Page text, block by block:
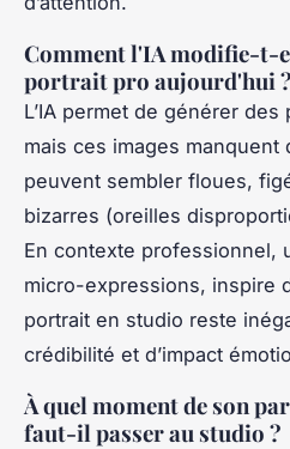
Comment l'IA modifie-t-
portrait pro aujourd'hui ?
L’IA permet de générer
mais ces images manquent
peuvent sembler floues,
bizarres (oreilles
En contexte professionnel,
micro-expressions, inspire
portrait en studio reste
crédibilité et d’impact
À quel moment de son
faut-il passer au studio ?